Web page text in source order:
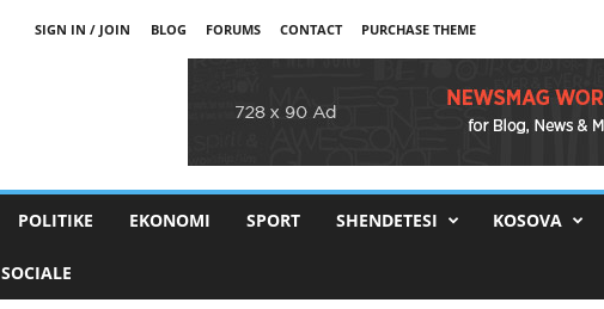
SIGN IN / JOIN BLOG FORUMS CONTACT PURCHASE THEME
POLITIKE EKONOMI SPORT SHENDETESI KOSOVA
SOCIALE